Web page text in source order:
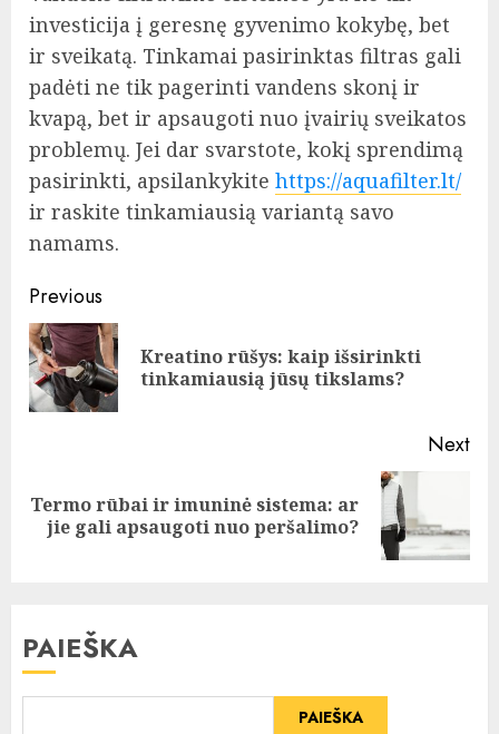
investicija į geresnę gyvenimo kokybę, bet
ir sveikatą. Tinkamai pasirinktas filtras gali
padėti ne tik pagerinti vandens skonį ir
kvapą, bet ir apsaugoti nuo įvairių sveikatos
problemų. Jei dar svarstote, kokį sprendimą
pasirinkti, apsilankykite https://aquafilter.lt/
ir raskite tinkamiausią variantą savo
namams.
Continue
Reading
Previous
Kreatino rūšys: kaip išsirinkti
tinkamiausią jūsų tikslams?
Next
Next
post:
Termo rūbai ir imuninė sistema: ar
jie gali apsaugoti nuo peršalimo?
PAIEŠKA
PAIEŠKA